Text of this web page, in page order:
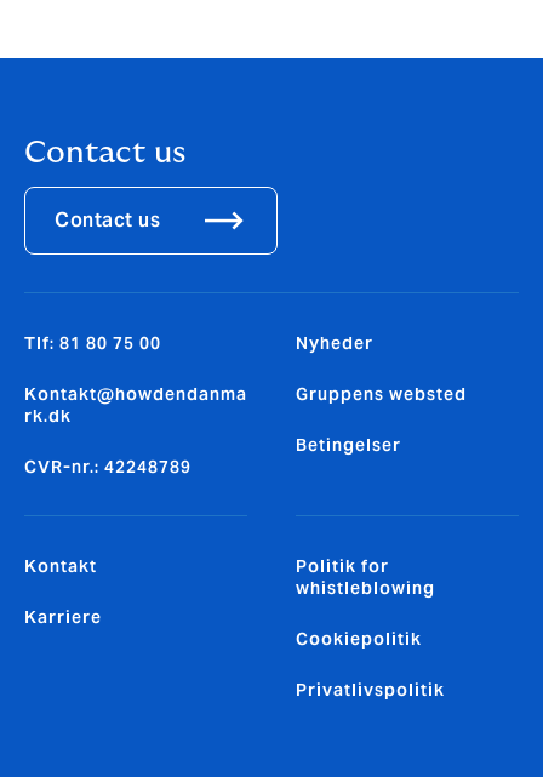
Contact us
Contact us
Tlf: 81 80 75 00
Kontakt@howdendanma
rk.dk
CVR-nr.: 42248789
Nyheder
Gruppens websted
Betingelser
Kontakt
Karriere
Politik for
whistleblowing
Cookiepolitik
Privatlivspolitik